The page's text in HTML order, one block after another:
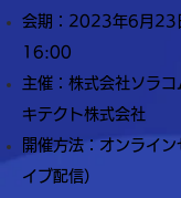
会期：2023年6月23
16:00
主催：株式会社ソラ
キテクト株式会社
開催方法：オンライ
イブ配信）